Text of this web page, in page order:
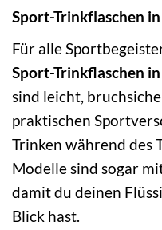
Sport-Trinkflaschen in
Für alle
Sport-Trinkflaschen in
sind leicht,
praktischen
Trinken während des
Modelle sind sogar
damit du deinen
Blick hast.